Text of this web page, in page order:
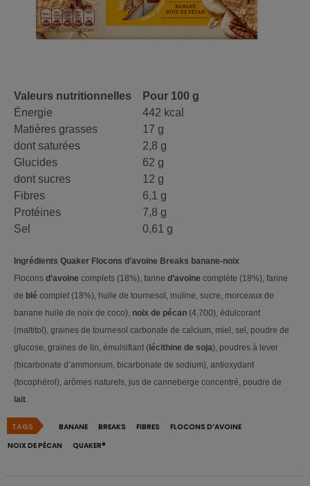
Valeurs nutritionnelles Pour 100 g
Énergie
442 kcal
Matières grasses
dont saturées
17 g
2,8 g
Glucides
dont sucres
62 g
12 g
Fibres
6,1 g
Protéines
7,8 g
Sel
0,61 g
Ingrédients Quaker Flocons d’avoine Breaks banane-noix
Flocons d’avoine complets (18%), farine d’avoine complète (18%), farine
de blé complet (18%), huile de tournesol, inuline, sucre, morceaux de
banane huile de noix de coco), noix de pécan (4,700), édulcorant
(maltitol), graines de tournesol carbonate de calcium, miel, sel, poudre de
glucose, graines de lin, émulsifiant ( lécithine de soja), poudres à lever
(bicarbonate d’ammonium, bicarbonate de sodium), antioxydant
(tocophérol), arômes naturels, jus de canneberge concentré, poudre de
lait.
TAGS BANANE BREAKS FIBRES
FLOCONS D’AVOINE
NOIX DE PÉCAN
QUAKER®